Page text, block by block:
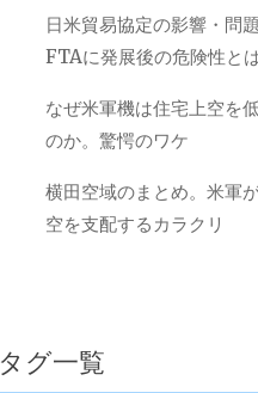
日米貿易協定の影響・問
FTAに発展後の危険性と
なぜ米軍機は住宅上空を
のか。驚愕のワケ
横田空域のまとめ。米軍
空を支配するカラクリ
タグ一覧